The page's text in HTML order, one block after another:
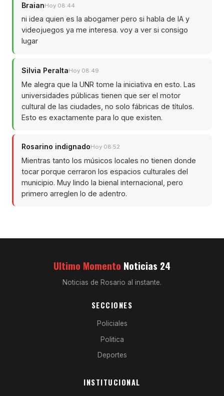
BraianHoy 08:44
ni idea quien es la abogamer pero si habla de IA y
videojuegos ya me interesa. voy a ver si consigo
lugar
Silvia PeraltaHoy 08:49
Me alegra que la UNR tome la iniciativa en esto. Las
universidades públicas tienen que ser el motor
cultural de las ciudades, no solo fábricas de títulos.
Esto es exactamente para lo que existen.
Rosarino indignadoHoy 08:52
Mientras tanto los músicos locales no tienen donde
tocar porque cerraron los espacios culturales del
municipio. Muy lindo la bienal internacional, pero
primero arreglen lo de adentro.
Ultimo Momento Noticias 24
Noticias de Rosario al instante.
SECCIONES
Policiales
Politica
Deportes
INSTITUCIONAL